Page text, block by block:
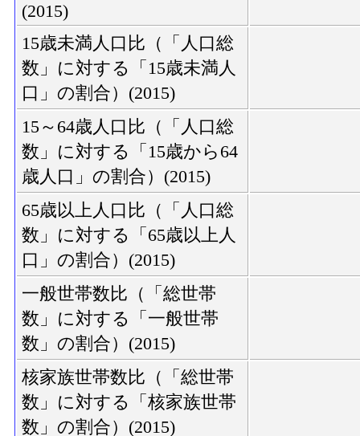
(2015)
15歳未満人口比（「人口総
数」に対する「15歳未満人
口」の割合）(2015)
15～64歳人口比（「人口総
数」に対する「15歳から64
歳人口」の割合）(2015)
65歳以上人口比（「人口総
数」に対する「65歳以上人
口」の割合）(2015)
一般世帯数比（「総世帯
数」に対する「一般世帯
数」の割合）(2015)
核家族世帯数比（「総世帯
数」に対する「核家族世帯
数」の割合）(2015)